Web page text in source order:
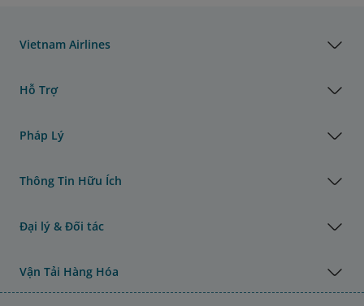
Vietnam Airlines
Hỗ Trợ
Pháp Lý
Thông Tin Hữu Ích
Đại lý & Đối tác
Vận Tải Hàng Hóa